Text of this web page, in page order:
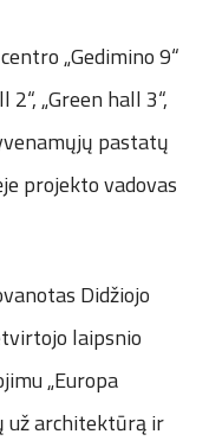
„Gedimino 9“
„Green hall 3“,
pastatų
projekto vadovas
Didžiojo
laipsnio
„Europa
už architektūrą ir